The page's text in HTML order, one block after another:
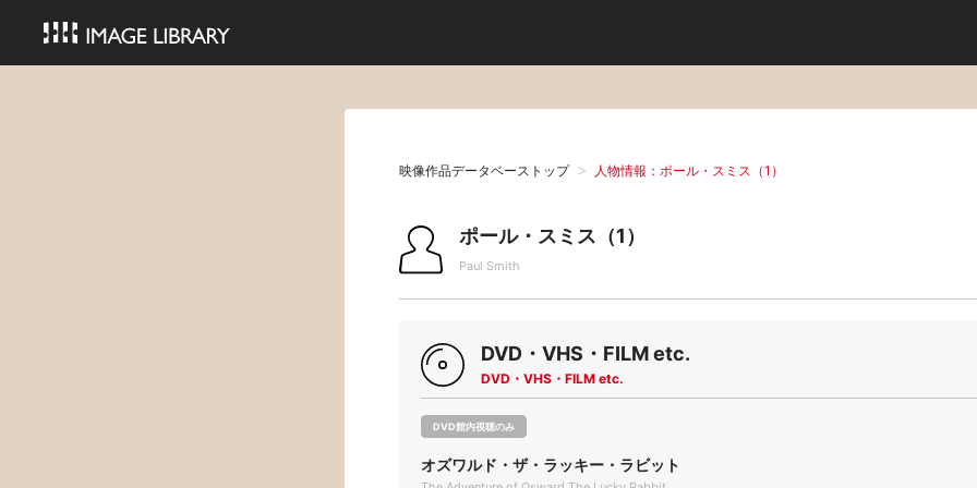
映像作品データベーストップ 人物情報：ポール・スミス（1）
ポール・スミス（1）
Paul Smith
DVD・VHS・FILM etc.
DVD・VHS・FILM etc.
DVD館内視聴のみ
オズワルド・ザ・ラッキー・ラビット